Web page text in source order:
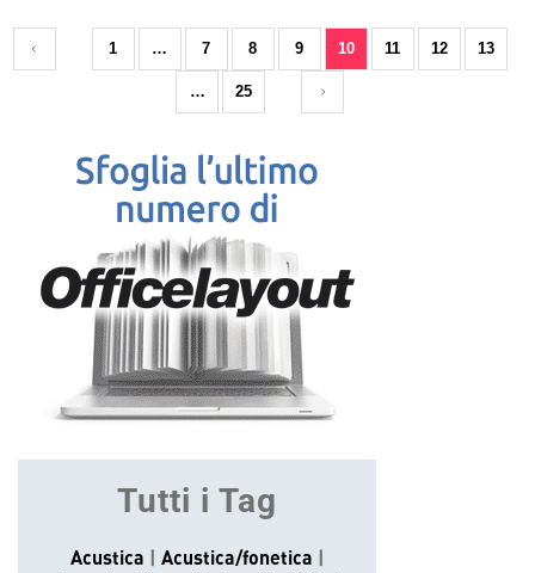
1 … 7 8 9 10 11 12 13
… 25
Tutti i Tag
Acustica
Acustica/fonetica